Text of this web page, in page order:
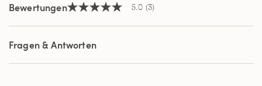
Bewertungen5.0
5
Sternen,
Durchschnittswert
Bewertung.
5.0 (3)
Fragen & Antworten